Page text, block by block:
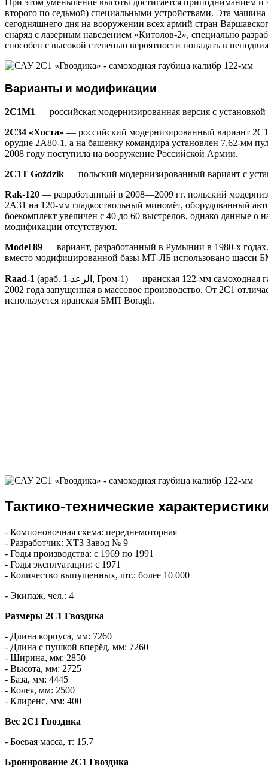
второго по седьмой) специальными устройствами. Эта машина
сегодняшнего дня на вооружении всех армий стран
снаряд с лазерным наведением «Китолов-2», специально
способен с высокой степенью вероятности попадать в
Варианты и модификации
2С1М1 — российская модернизированная версия с
2С34 «Хоста» — российский модернизированный вариант
орудие 2А80-1, а на башенку командира установлен 7,62-мм
2008 году поступила на вооружение Российской Армии.
2C1T Goździk — польский модернизированный вариант с
Rak-120 — разработанный в 2008—2009 гг. польский
2А31 на 120-мм гладкоствольный миномёт, оборудованный
боекомплект увеличен с 40 до 60 выстрелов, однако данные о
модификации отсутствуют.
Model 89 — вариант, разработанный в Румынии в 1980-х
вместо модифицированной базы МТ-ЛБ использовано шасси
Raad-1 (араб. الرعد-1‎, Гром-1) — иранская 122-мм самоходная гаубица, разработанная в 1996 году и с
2002 года запущенная в массовое производство. От 2С1
используется иранская БМП Boragh.
Тактико-технические
- Компоновочная схема: переднемоторная
- Разработчик: ХТЗ Завод № 9
- Годы производства: с 1969 по 1991
- Годы эксплуатации: с 1971
- Количество выпущенных, шт.: более 10 000
- Экипаж, чел.: 4
Размеры 2С1 Гвоздика
- Длина корпуса, мм: 7260
- Длина с пушкой вперёд, мм: 7260
- Ширина, мм: 2850
- Высота, мм: 2725
- База, мм: 4445
- Колея, мм: 2500
- Клиренс, мм: 400
Вес 2С1 Гвоздика
- Боевая масса, т: 15,7
Бронирование 2С1 Гвоздика